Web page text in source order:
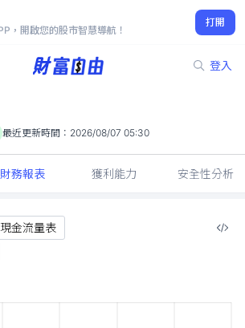
，開啟您的股市智慧導航！
打開
登入
18.20
-1.08%
最近更新時間： 2026/08/07 05:30
財務報表 獲利能力 安全性分析
金流量表